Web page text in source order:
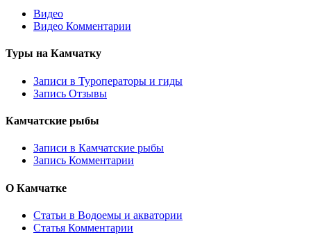
Видео
Видео Комментарии
Туры на Камчатку
Записи в Туроператоры и гиды
Запись Отзывы
Камчатские рыбы
Записи в Камчатские рыбы
Запись Комментарии
О Камчатке
Статьи в Водоемы и акватории
Статья Комментарии